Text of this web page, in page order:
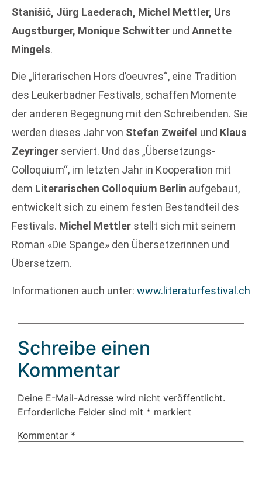
Stanišić, Jürg Laederach, Michel Mettler, Urs
Augstburger, Monique Schwitter und Annette
Mingels.
Die „literarischen Hors d’oeuvres“, eine Tradition
des Leukerbadner Festivals, schaffen Momente
der anderen Begegnung mit den Schreibenden. Sie
werden dieses Jahr von Stefan Zweifel und Klaus
Zeyringer serviert. Und das „Übersetzungs-
Colloquium“, im letzten Jahr in Kooperation mit
dem Literarischen Colloquium Berlin aufgebaut,
entwickelt sich zu einem festen Bestandteil des
Festivals. Michel Mettler stellt sich mit seinem
Roman «Die Spange» den Übersetzerinnen und
Übersetzern.
Informationen auch unter: www.literaturfestival.ch
Schreibe einen
Kommentar
Deine E-Mail-Adresse wird nicht veröffentlicht.
Erforderliche Felder sind mit * markiert
Kommentar *